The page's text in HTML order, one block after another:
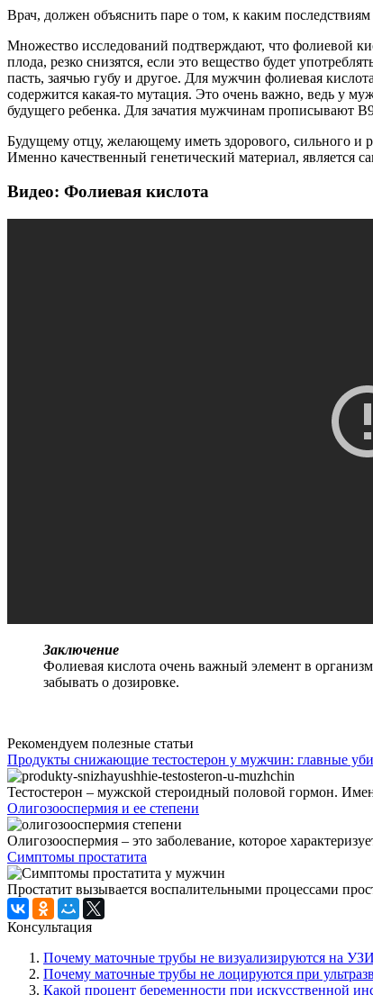
Врач, должен объяснить паре о том, к каким
Множество исследований подтверждают, что фолиевой
плода, резко снизятся, если это вещество будет
пасть, заячью губу и другое. Для мужчин фолиевая
содержится какая-то мутация. Это очень важно, ведь у
будущего ребенка. Для зачатия мужчинам прописывают
Будущему отцу, желающему иметь здорового, сильного и
Именно качественный генетический материал,
Видео: Фолиевая кислота
Заключение
Фолиевая кислота очень важный элемент в
забывать о дозировке.
Рекомендуем полезные статьи
Продукты снижающие тестостерон у мужчин: главные
Тестостерон – мужской стероидный половой гормон.
Олигозооспермия и ее степени
Олигозооспермия – это заболевание, которое
Симптомы простатита
Простатит вызывается воспалительными процессами
Консультация
Почему маточные трубы не визуализируются на
Почему маточные трубы не лоцируются при
Какой процент беременности при искусственной